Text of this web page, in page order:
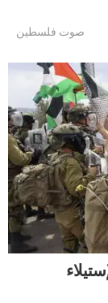
صوت فلسطين